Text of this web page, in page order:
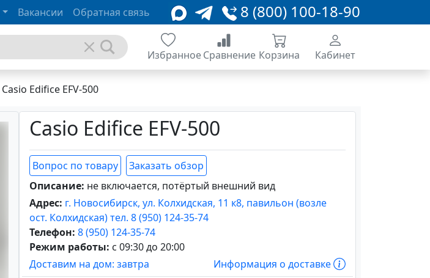
8 (800) 100-18-90
Вакансии Обратная связь
ИзбранноеСравнение Корзина Кабинет
Casio Edifice EFV-500
Casio Edifice EFV-500
Вопрос по товару
Заказать обзор
Описание: не включается, потёртый внешний вид
Адрес: г. Новосибирск, ул. Колхидская, 11 к8, павильон (возле
ост. Колхидская) тел. 8 (950) 124-35-74
Телефон: 8 (950) 124-35-74
Режим работы: с 09:30 до 20:00
Доставим на дом: завтра
Информация о доставке